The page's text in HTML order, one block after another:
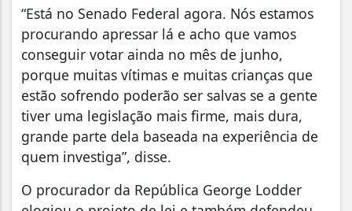
“Está no Senado Federal agora. Nós estamos
procurando apressar lá e acho que vamos
conseguir votar ainda no mês de junho,
porque muitas vítimas e muitas crianças que
estão sofrendo poderão ser salvas se a gente
tiver uma legislação mais firme, mais dura,
grande parte dela baseada na experiência de
quem investiga”, disse.
O procurador da República George Lodder